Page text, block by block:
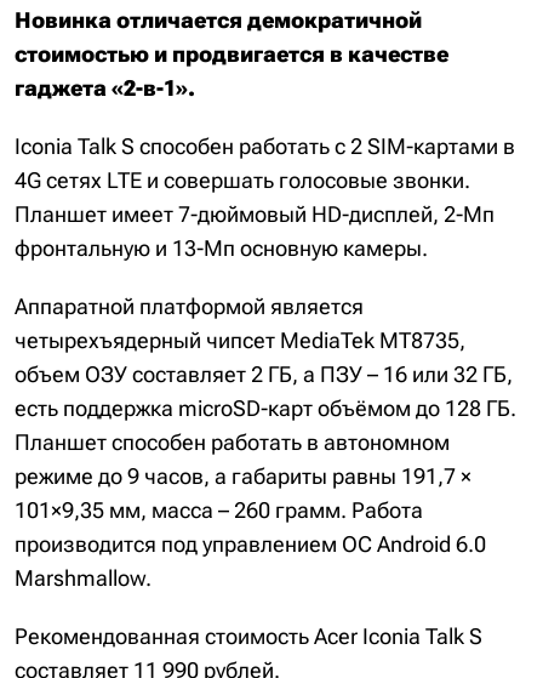
Новинка отличается демократичной
стоимостью и продвигается в качестве
гаджета «2-в-1».
Iconia Talk S способен работать с 2 SIM-картами в
4G сетях LTE и совершать голосовые звонки.
Планшет имеет 7-дюймовый HD-дисплей, 2-Мп
фронтальную и 13-Мп основную камеры.
Аппаратной платформой является
четырехъядерный чипсет MediaTek MT8735,
объем ОЗУ составляет 2 ГБ, а ПЗУ – 16 или 32 ГБ,
есть поддержка microSD-карт объёмом до 128 ГБ.
Планшет способен работать в автономном
режиме до 9 часов, а габариты равны 191,7 ×
101×9,35 мм, масса – 260 грамм. Работа
производится под управлением ОС Android 6.0
Marshmallow.
Рекомендованная стоимость Acer Iconia Talk S
составляет 11 990 рублей.